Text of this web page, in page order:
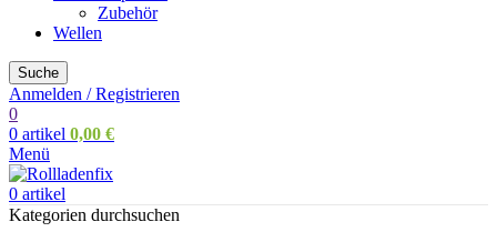
Zubehör
Wellen
Suche
Anmelden / Registrieren
0
0 artikel 0,00 €
Menü
0 artikel
Kategorien durchsuchen